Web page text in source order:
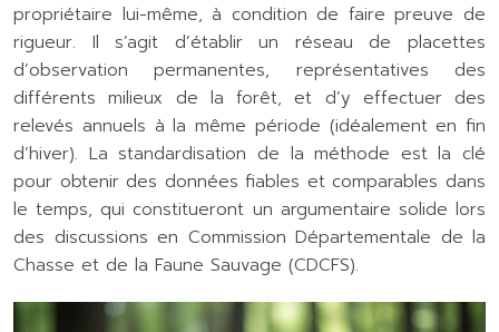
propriétaire lui-même, à condition de faire preuve de
rigueur. Il s’agit d’établir un réseau de placettes
d’observation permanentes, représentatives des
différents milieux de la forêt, et d’y effectuer des
relevés annuels à la même période (idéalement en fin
d’hiver). La standardisation de la méthode est la clé
pour obtenir des données fiables et comparables dans
le temps, qui constitueront un argumentaire solide lors
des discussions en Commission Départementale de la
Chasse et de la Faune Sauvage (CDCFS).